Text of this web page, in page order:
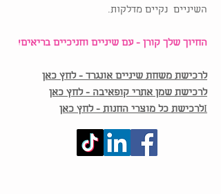
השיניים נקיים מדלקות.
החיוך שלך קורן - עם שיניים וחניכיים בריאים!
לרכישת משחת שיניים אונגרד - לחץ כאן
לרכישת שמן אתרי קופאיבה - לחץ כאן
Iלרכישת כל מוצרי החנות - לחץ כאן